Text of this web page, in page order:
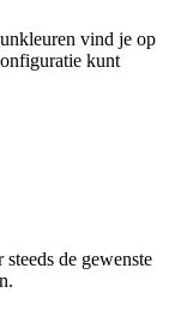
vind je op
kunt
steeds de gewenste